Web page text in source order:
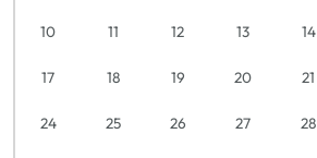
10 11 12 13 14
17 18 19 20 21
24 25 26 27 28